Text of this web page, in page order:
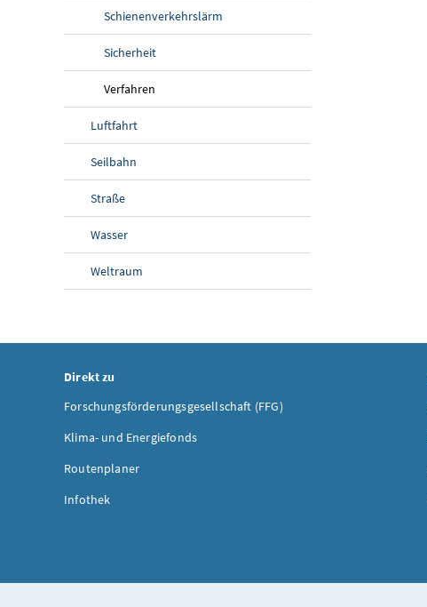
Schienenverkehrslärm
Sicherheit
Verfahren
Luftfahrt
Seilbahn
Straße
Wasser
Weltraum
Direkt zu
Forschungsförderungsgesellschaft (FFG)
Klima- und Energiefonds
Routenplaner
Infothek